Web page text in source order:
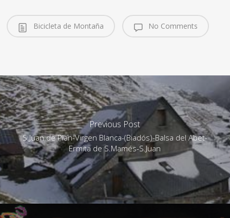
Bicicleta de Montaña No Comments
Previous Post
S.Juan de Plan-Virgen Blanca-(Biadós)-Balsa del Abet-
Ermita de S.Mamés-S.Juan